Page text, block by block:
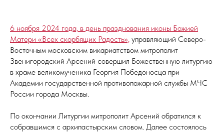
6 ноября 2024 года, в день празднования иконы Божией
Матери «Всех скорбящих Радость», управляющий Северо-
Восточным московским викариатством митрополит
Звенигородский Арсений совершил Божественную литургию
в храме великомученика Георгия Победоносца при
Академии государственной противопожарной службы МЧС
России города Москвы.
По окончании Литургии митрополит Арсений обратился к
собравшимся с архипастырским словом. Далее состоялось